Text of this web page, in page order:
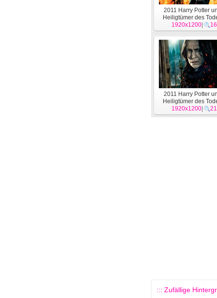
2011 Harry Potter
Heiligtümer des
Wallpaper #19
1920x1200
2011 Harry Potter
Heiligtümer des
Wallpaper #15
1920x1200
::: Zufällige